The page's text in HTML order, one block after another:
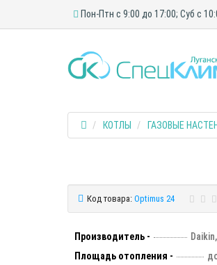
Пон-Птн с 9:00 до 17:00; Суб с
КОТЛЫ ГАЗОВЫЕ
Код товара: Optimus 24
Производитель -
Площадь отопления -